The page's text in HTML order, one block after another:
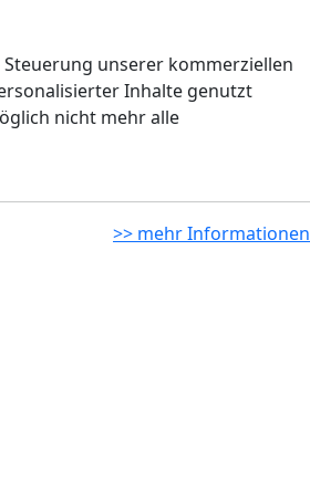
unserer kommerziellen
Inhalte genutzt
nicht mehr alle
>> mehr Informationen